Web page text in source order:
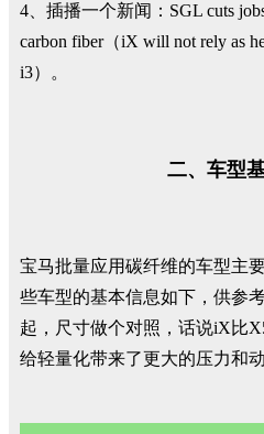
4、插播一个新闻：SGL cuts
carbon fiber（iX will not rely as
i3）。
二、车型
宝马批量应用碳纤维的车型主
些车型的基本信息如下，供参
起，尺寸做个对照，话说iX比
给轻量化带来了更大的压力和动